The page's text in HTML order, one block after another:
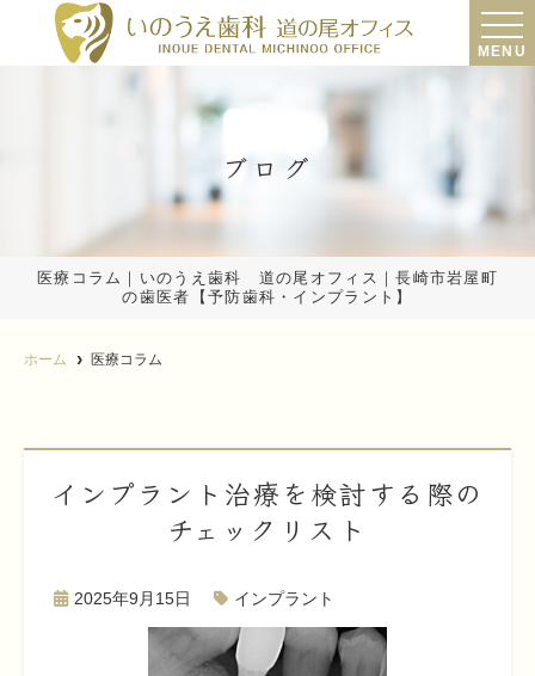
MENU
ブログ
医療コラム｜いのうえ歯科 道の尾オフィス｜長崎市岩屋町
の歯医者【予防歯科・インプラント】
ホーム 医療コラム
インプラント治療を検討する際の
チェックリスト
2025年9月15日 インプラント